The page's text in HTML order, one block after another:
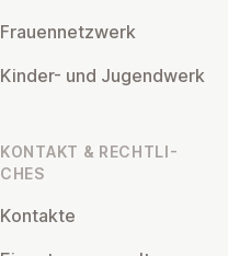
Frau­en­netz­werk
Kinder- und Ju­gend­werk
KONTAKT & RECHT­LI­
CHES
Kontakte